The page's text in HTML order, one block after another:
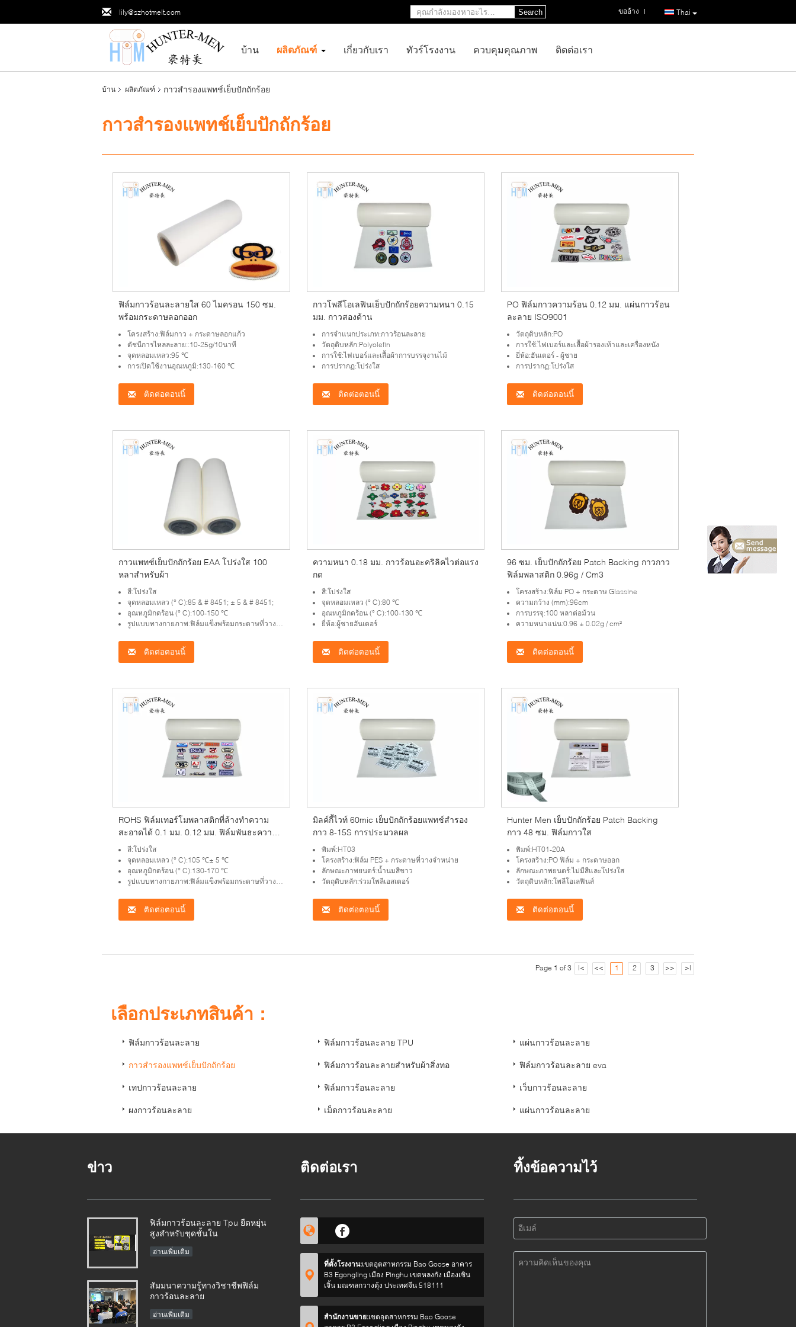
lily@szhotmelt.com Thai
ขออ้าง |
Search
บ้าน ผลิตภัณฑ์ เกี่ยวกับเรา ทัวร์โรงงาน ควบคุมคุณภาพ ติดต่อเรา
บ้าน ผลิตภัณฑ์ กาวสำรองแพทช์เย็บปักถักร้อย
กาวสำรองแพทช์เย็บปักถักร้อย
ฟิล์มกาวร้อนละลายใส 60 ไมครอน 150 ซม.
พร้อมกระดาษลอกออก
โครงสร้าง:ฟิล์มกาว + กระดาษลอกแก้ว
ดัชนีการไหลละลาย::10-25g/10นาที
จุดหลอมเหลว:95 ℃
การเปิดใช้งานอุณหภูมิ:130-160 ℃
ติดต่อตอนนี้
กาวโพลีโอเลฟินเย็บปักถักร้อยความหนา 0.15
มม. กาวสองด้าน
การจำแนกประเภท:กาวร้อนละลาย
วัตถุดิบหลัก:Polyolefin
การใช้:ไฟเบอร์และเสื้อผ้าการบรรจุงานไม้
การปรากฏ:โปร่งใส
ติดต่อตอนนี้
PO ฟิล์มกาวความร้อน 0.12 มม. แผ่นกาวร้อน
ละลาย ISO9001
วัตถุดิบหลัก:PO
การใช้:ไฟเบอร์และเสื้อผ้ารองเท้าและเครื่องหนัง
ยี่ห้อ:ฮันเตอร์ - ผู้ชาย
การปรากฏ:โปร่งใส
ติดต่อตอนนี้
กาวแพทช์เย็บปักถักร้อย EAA โปร่งใส 100
หลาสำหรับผ้า
สี:โปร่งใส
จุดหลอมเหลว (° C):85 & # 8451; ± 5 & # 8451;
อุณหภูมิกดร้อน (° C):100-150 ℃
รูปแบบทางกายภาพ:ฟิล์มแข็งพร้อมกระดาษที่วางจำหน่าย
ติดต่อตอนนี้
ความหนา 0.18 มม. กาวร้อนอะคริลิคไวต่อแรง
กด
สี:โปร่งใส
จุดหลอมเหลว (° C):80 ℃
อุณหภูมิกดร้อน (° C):100-130 ℃
ยี่ห้อ:ผู้ชายฮันเตอร์
ติดต่อตอนนี้
96 ซม. เย็บปักถักร้อย Patch Backing กาวกาว
ฟิล์มพลาสติก 0.96g / Cm3
โครงสร้าง:ฟิล์ม PO + กระดาษ Glassine
ความกว้าง (mm):96cm
การบรรจุ:100 หลาต่อม้วน
ความหนาแน่น:0.96 ± 0.02g / cm³
ติดต่อตอนนี้
ROHS ฟิล์มเทอร์โมพลาสติกที่ล้างทำความ
สะอาดได้ 0.1 มม. 0.12 มม. ฟิล์มพันธะความ
ร้อน
สี:โปร่งใส
จุดหลอมเหลว (° C):105 ℃± 5 ℃
อุณหภูมิกดร้อน (° C):130-170 ℃
รูปแบบทางกายภาพ:ฟิล์มแข็งพร้อมกระดาษที่วางจำหน่าย
ติดต่อตอนนี้
มิลค์กี้ไวท์ 60mic เย็บปักถักร้อยแพทช์สำรอง
กาว 8-15S การประมวลผล
พิมพ์:HT03
โครงสร้าง:ฟิล์ม PES + กระดาษที่วางจำหน่าย
ลักษณะภาพยนตร์:น้ำนมสีขาว
วัตถุดิบหลัก:ร่วมโพลีเอสเตอร์
ติดต่อตอนนี้
Hunter Men เย็บปักถักร้อย Patch Backing
กาว 48 ซม. ฟิล์มกาวใส
พิมพ์:HT01-20A
โครงสร้าง:PO ฟิล์ม + กระดาษออก
ลักษณะภาพยนตร์:ไม่มีสีและโปร่งใส
วัตถุดิบหลัก:โพลีโอเลฟินส์
ติดต่อตอนนี้
Page 1 of 3 |< << 1 2 3 >> >|
เลือกประเภทสินค้า：
ฟิล์มกาวร้อนละลาย ฟิล์มกาวร้อนละลาย TPU แผ่นกาวร้อนละลาย
กาวสำรองแพทช์เย็บปักถักร้อย ฟิล์มกาวร้อนละลายสำหรับผ้าสิ่งทอ ฟิล์มกาวร้อนละลาย eva
เทปกาวร้อนละลาย ฟิล์มกาวร้อนละลาย เว็บกาวร้อนละลาย
ผงกาวร้อนละลาย เม็ดกาวร้อนละลาย แผ่นกาวร้อนละลาย
ข่าว
ฟิล์มกาวร้อนละลาย Tpu ยืดหยุ่น
สูงสำหรับชุดชั้นใน
อ่านเพิ่มเติม
สัมมนาความรู้ทางวิชาชีพฟิล์ม
กาวร้อนละลาย
อ่านเพิ่มเติม
ติดต่อเรา
ที่ตั้งโรงงาน:เขตอุตสาหกรรม Bao Goose อาคาร
B3 Egongling เมือง Pinghu เขตหลงกัง เมืองเซิน
เจิ้น มณฑลกวางตุ้ง ประเทศจีน 518111
สำนักงานขาย:เขตอุตสาหกรรม Bao Goose
ทิ้งข้อความไว้